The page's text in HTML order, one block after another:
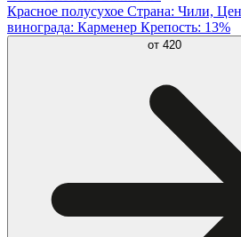
Красное полусухое Страна: Чили,
винограда: Карменер Крепость: 13%
от 420